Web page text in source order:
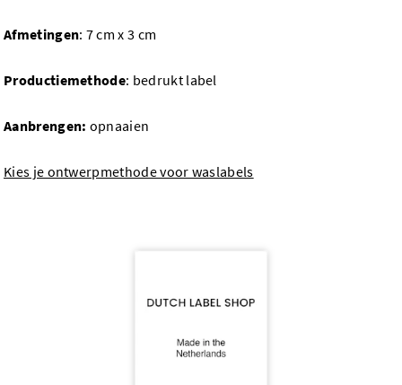
Afmetingen: 7 cm x 3 cm
Productiemethode: bedrukt label
Aanbrengen: opnaaien
Kies je ontwerpmethode voor waslabels